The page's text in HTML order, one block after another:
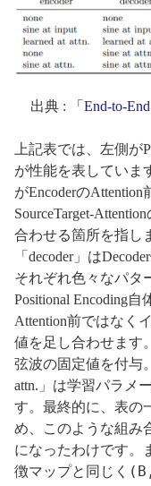
出典 : 「End-to-
上記表では、左側が
が性能を表していま
がEncoderのAttention
SourceTarget-
合わせる箇所を指し
「decoder」は
それぞれ色々なパタ
Positional Encoding
Attention前ではなく
値を足し合わせます
弦波の固定値を付与
attn.」は学習パラメ
す。最終的に、表の
め、このような組み
になったわけです。
徴マップと同じく